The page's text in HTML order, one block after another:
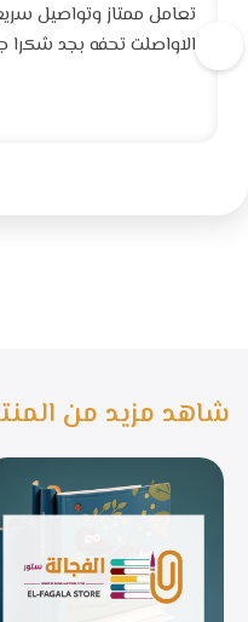
تعامل ممتاز وتواصيل
الاواصلت تحفه بجد شكرا
شاهد مزيد من